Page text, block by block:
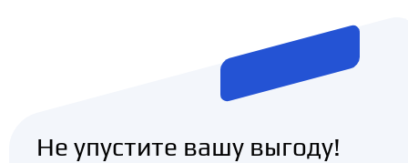
Не упустите вашу выгоду!